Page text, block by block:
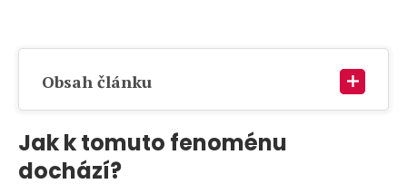
Obsah článku
Jak k tomuto fenoménu
dochází?